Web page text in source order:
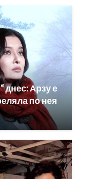
днес: Арзу е
по нея